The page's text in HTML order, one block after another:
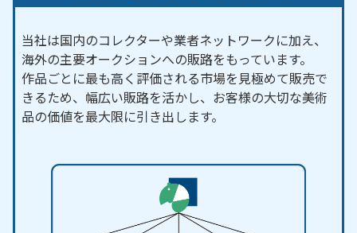
当社は国内のコレクターや業者ネットワークに加え、
海外の主要オークションへの販路をもっています。
作品ごとに最も高く評価される市場を見極めて販売で
きるため、幅広い販路を活かし、お客様の大切な美術
品の価値を最大限に引き出します。